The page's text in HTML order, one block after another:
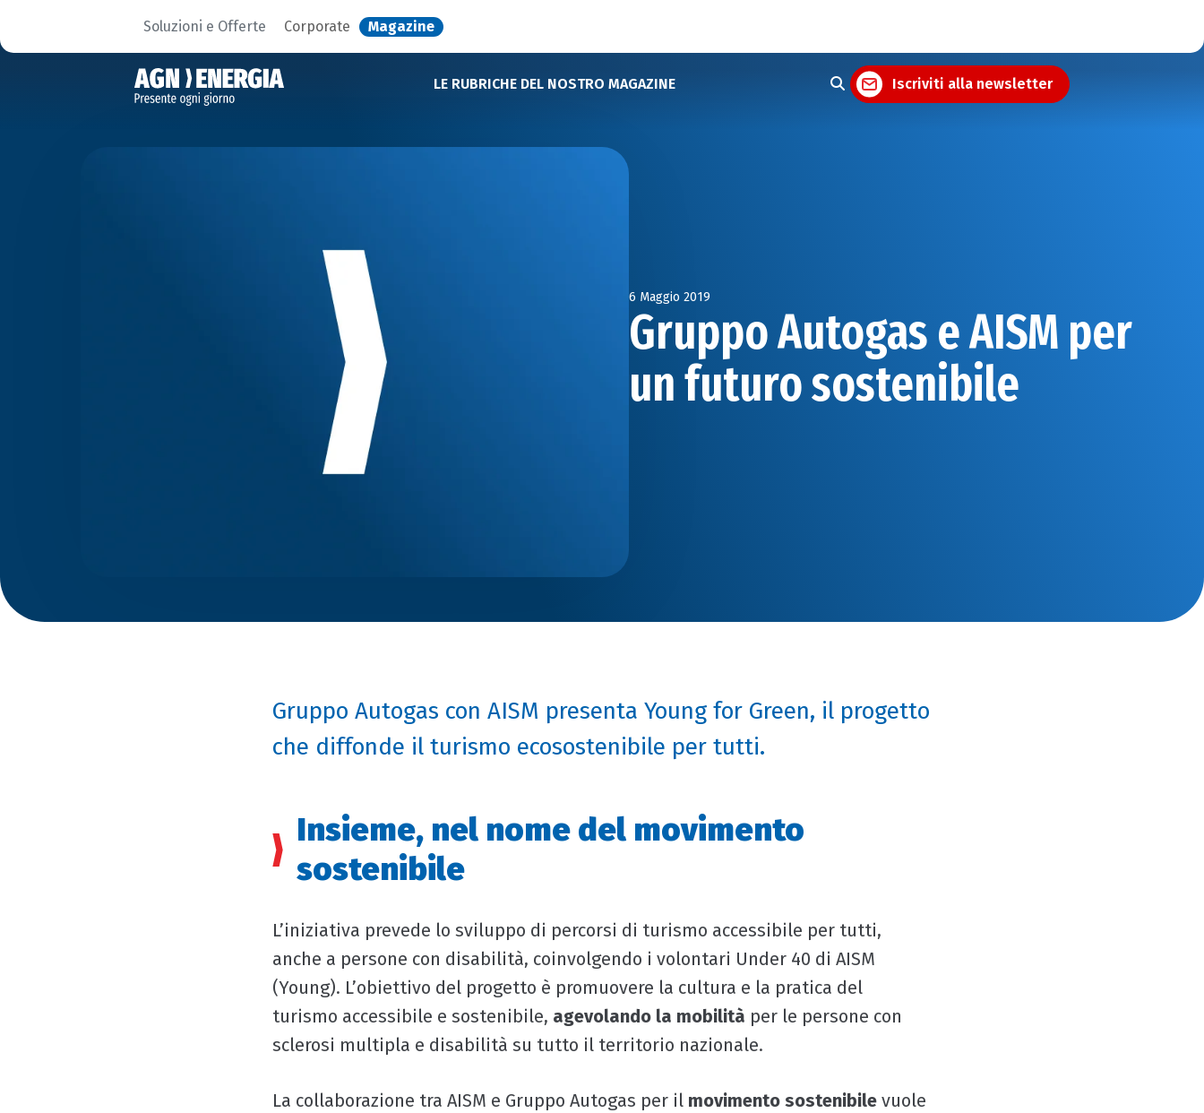
Soluzioni e Offerte Corporate Magazine
LE RUBRICHE DEL NOSTRO MAGAZINE Iscriviti alla newsletter
6 Maggio 2019
Gruppo Autogas e AISM per
un futuro sostenibile
Gruppo Autogas con AISM presenta Young for Green, il progetto
che diffonde il turismo ecosostenibile per tutti.
Insieme, nel nome del movimento
sostenibile
L’iniziativa prevede lo sviluppo di percorsi di turismo accessibile per tutti,
anche a persone con disabilità, coinvolgendo i volontari Under 40 di AISM
(Young). L’obiettivo del progetto è promuovere la cultura e la pratica del
turismo accessibile e sostenibile, agevolando la mobilità per le persone con
sclerosi multipla e disabilità su tutto il territorio nazionale.
La collaborazione tra AISM e Gruppo Autogas per il movimento sostenibile vuole